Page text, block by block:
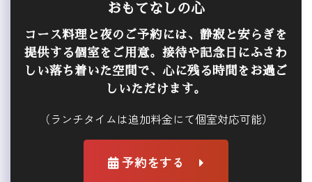
おもてなしの心
コース料理と夜のご予約には、静寂と安らぎを
提供する個室をご用意。接待や記念日にふさわ
しい落ち着いた空間で、心に残る時間をお過ご
しいただけます。
（ランチタイムは追加料金にて個室対応可能）
予約をする